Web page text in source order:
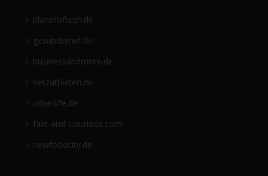
planetoftech.de
gesündernet.de
businessandmore.de
netzathleten.de
urbanlife.de
fast-and-luxurious.com
newfoodcity.de